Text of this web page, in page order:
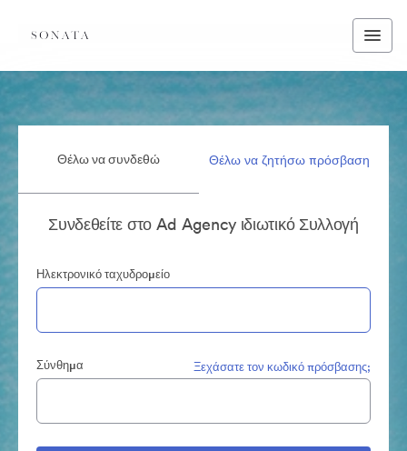
Θέλω να συνδεθώ Θέλω να ζητήσω πρόσβαση
Συνδεθείτε στο Ad Agency ιδιωτικό Συλλογή
Ηλεκτρονικό ταχυδρομείο
Σύνθημα Ξεχάσατε τον κωδικό πρόσβασης;